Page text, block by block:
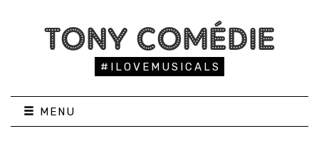
TONY COMÉDIE
#ILOVEMUSICALS
MENU